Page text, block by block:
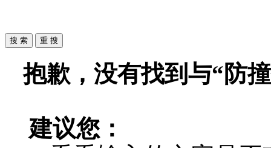
抱歉，没有找到与“防
建议您：